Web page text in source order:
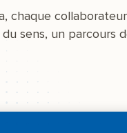
chaque
sens, un parcours